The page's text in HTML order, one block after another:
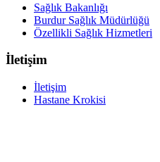
Sağlık Bakanlığı
Burdur Sağlık Müdürlüğü
Özellikli Sağlık Hizmetleri
İletişim
İletişim
Hastane Krokisi